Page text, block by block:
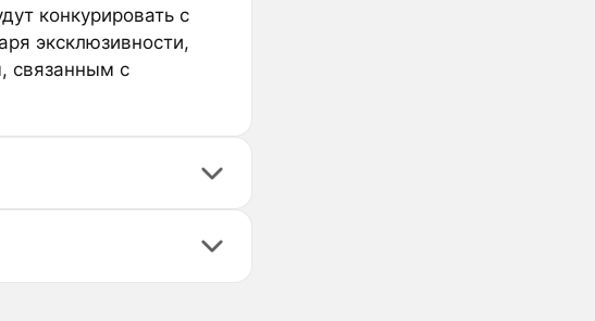
конкурировать с
эксклюзивности,
связанным с